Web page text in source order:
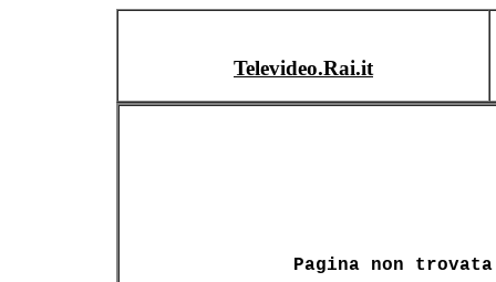
Televideo.Rai.it
Pagina non trovata